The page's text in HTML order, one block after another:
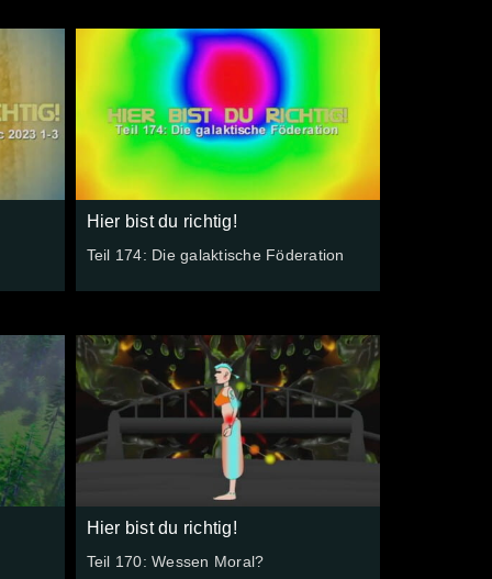
Hier bist du richtig!
Teil 174: Die galaktische Föderation
Hier bist du richtig!
Teil 170: Wessen Moral?